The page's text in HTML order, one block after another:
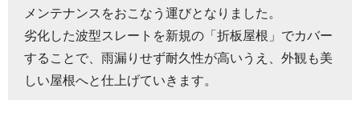
メンテナンスをおこなう運びとなりました。
劣化した波型スレートを新規の「折板屋根」でカバー
することで、雨漏りせず耐久性が高いうえ、外観も美
しい屋根へと仕上げていきます。